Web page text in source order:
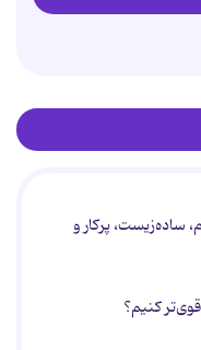
ساده‌زیست، پرکار و